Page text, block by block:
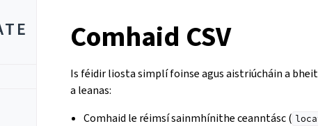
Comhaid CSV
Is féidir liosta simplí foinse agus aistriúcháin a
a leanas:
Comhaid le réimsí sainmhínithe ceanntásc (